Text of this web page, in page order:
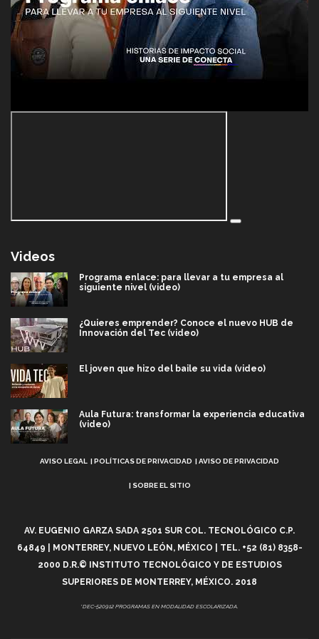
Videos
Programa enlace: para llevar a tu empresa al
siguiente nivel (video)
¿Quieres emprender? Conoce el nuevo HUB de
Innovación del Tec (video)
El joven que hizo del baile su vida (video)
Aula Futura: transformar la experiencia educativa
(video)
Más que un festival cultural: así es la magia de
¡México, en el top del mundial de robótica FIRST
2026! (video)
Adame (video)
AVISO LEGAL POLÍTICAS DE PRIVACIDAD AVISO DE PRIVACIDAD
SOBRE EL SITIO
AV. EUGENIO GARZA SADA 2501 SUR COL. TECNOLÓGICO C.P.
64849 | MONTERREY, NUEVO LEÓN, MÉXICO | TEL. +52 (81) 8358-
2000 D.R.© INSTITUTO TECNOLÓGICO Y DE ESTUDIOS
SUPERIORES DE MONTERREY, MÉXICO. 2018
*DEC-520912 PROGRAMAS EN MODALIDAD ESCOLARIZADA.